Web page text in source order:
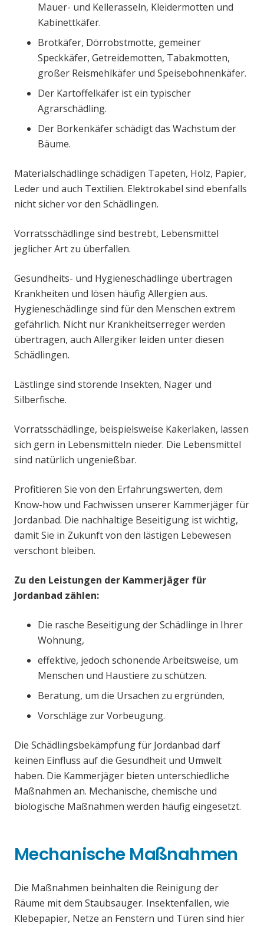
Mauer- und Kellerasseln, Kleidermotten und
Kabinettkäfer.
Brotkäfer, Dörrobstmotte, gemeiner
Speckkäfer, Getreidemotten, Tabakmotten,
großer Reismehlkäfer und Speisebohnenkäfer.
Der Kartoffelkäfer ist ein typischer
Agrarschädling.
Der Borkenkäfer schädigt das Wachstum der
Bäume.
Materialschädlinge schädigen Tapeten, Holz, Papier,
Leder und auch Textilien. Elektrokabel sind ebenfalls
nicht sicher vor den Schädlingen.
Vorratsschädlinge sind bestrebt, Lebensmittel
jeglicher Art zu überfallen.
Gesundheits- und Hygieneschädlinge übertragen
Krankheiten und lösen häufig Allergien aus.
Hygieneschädlinge sind für den Menschen extrem
gefährlich. Nicht nur Krankheitserreger werden
übertragen, auch Allergiker leiden unter diesen
Schädlingen.
Lästlinge sind störende Insekten, Nager und
Silberfische.
Vorratsschädlinge, beispielsweise Kakerlaken, lassen
sich gern in Lebensmitteln nieder. Die Lebensmittel
sind natürlich ungenießbar.
Profitieren Sie von den Erfahrungswerten, dem
Know-how und Fachwissen unserer Kammerjäger für
Jordanbad. Die nachhaltige Beseitigung ist wichtig,
damit Sie in Zukunft von den lästigen Lebewesen
verschont bleiben.
Zu den Leistungen der Kammerjäger für
Jordanbad zählen:
Die rasche Beseitigung der Schädlinge in Ihrer
Wohnung,
effektive, jedoch schonende Arbeitsweise, um
Menschen und Haustiere zu schützen.
Beratung, um die Ursachen zu ergründen,
Vorschläge zur Vorbeugung.
Die Schädlingsbekämpfung für Jordanbad darf
keinen Einfluss auf die Gesundheit und Umwelt
haben. Die Kammerjäger bieten unterschiedliche
Maßnahmen an. Mechanische, chemische und
biologische Maßnahmen werden häufig eingesetzt.
Mechanische Maßnahmen
Die Maßnahmen beinhalten die Reinigung der
Räume mit dem Staubsauger. Insektenfallen, wie
Klebepapier, Netze an Fenstern und Türen sind hier